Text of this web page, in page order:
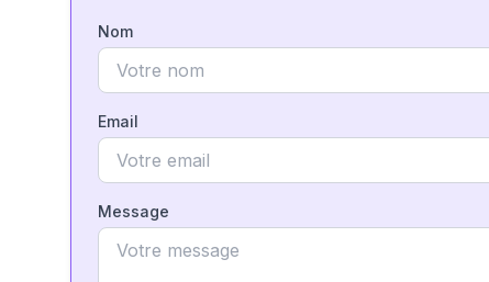
Nom
Email
Message